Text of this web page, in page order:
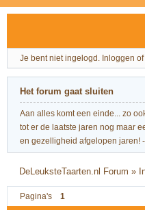
Je bent niet ingelogd. Inloggen
Het forum gaat sluiten
Aan alles komt een einde... zo
tot er de laatste jaren nog maar
en gezelligheid afgelopen jaren!
DeLeuksteTaarten.nl Forum »
Pagina's 1